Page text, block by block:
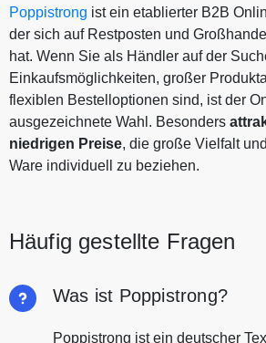
Poppistrong ist ein etablierter B2B
der sich auf Restposten und
hat. Wenn Sie als Händler auf der
Einkaufsmöglichkeiten, großer
flexiblen Bestelloptionen sind, ist der
ausgezeichnete Wahl. Besonders
niedrigen Preise, die große Vielfalt
Ware individuell zu beziehen.
Häufig gestellte Fragen
Was ist Poppistrong?
Poppistrong ist ein deutscher